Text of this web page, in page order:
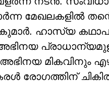
മേഖലകളില്‍ തന്റെ
ഹാസ്യ
അഭിനയ
മികവിനും
രോഗത്തിന്